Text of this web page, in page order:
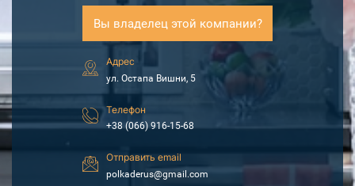
Вы владелец этой компании?
Адрес
ул. Остапа Вишни, 5
Телефон
+38 (066) 916-15-68
Отправить email
polkaderus@gmail.com